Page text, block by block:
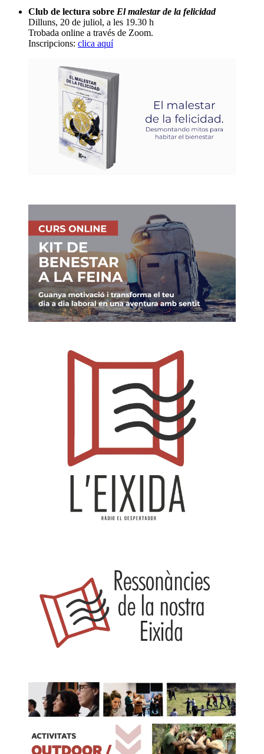
Club de lectura sobre El malestar de la felicidad
Dilluns, 20 de juliol, a les 19.30 h
Trobada online a través de Zoom.
Inscripcions: clica aquí